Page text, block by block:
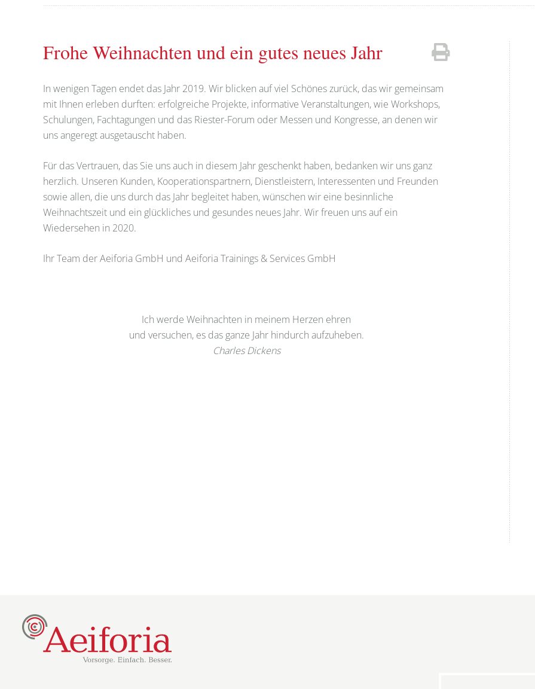
Frohe Weihnachten und ein gutes neues Jahr
In wenigen Tagen endet das Jahr 2019. Wir blicken auf viel Schönes zurück, das wir gemeinsam
mit Ihnen erleben durften: erfolgreiche Projekte, informative Veranstaltungen, wie Workshops,
Schulungen, Fachtagungen und das Riester-Forum oder Messen und Kongresse, an denen wir
uns angeregt ausgetauscht haben.
Für das Vertrauen, das Sie uns auch in diesem Jahr geschenkt haben, bedanken wir uns ganz
herzlich. Unseren Kunden, Kooperationspartnern, Dienstleistern, Interessenten und Freunden
sowie allen, die uns durch das Jahr begleitet haben, wünschen wir eine besinnliche
Weihnachtszeit und ein glückliches und gesundes neues Jahr. Wir freuen uns auf ein
Wiedersehen in 2020.
Ihr Team der Aeiforia GmbH und Aeiforia Trainings & Services GmbH
Ich werde Weihnachten in meinem Herzen ehren
und versuchen, es das ganze Jahr hindurch aufzuheben.
Charles Dickens